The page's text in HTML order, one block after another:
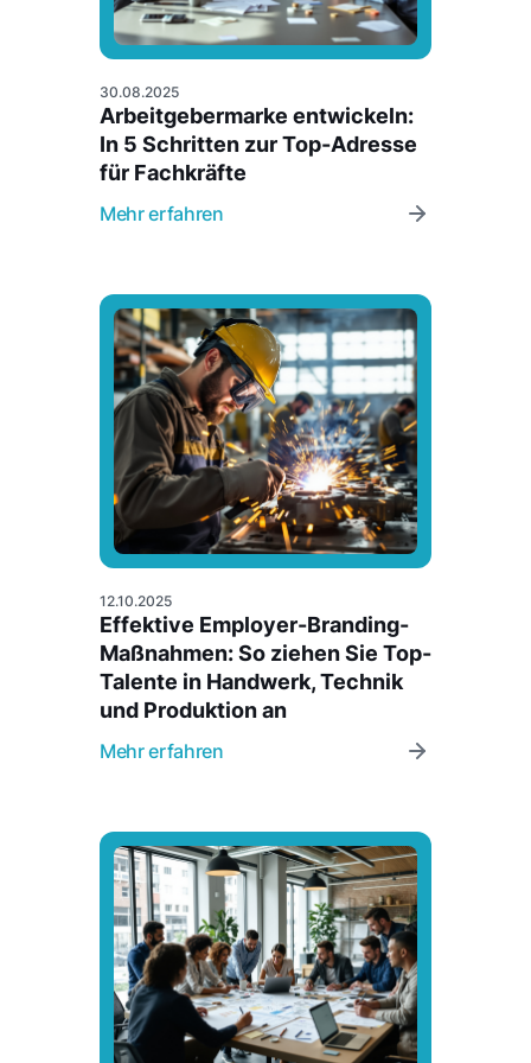
30.08.2025
Arbeitgebermarke entwickeln:
In 5 Schritten zur Top-Adresse
für Fachkräfte
Mehr erfahren
12.10.2025
Effektive Employer-Branding-
Maßnahmen: So ziehen Sie Top-
Talente in Handwerk, Technik
und Produktion an
Mehr erfahren